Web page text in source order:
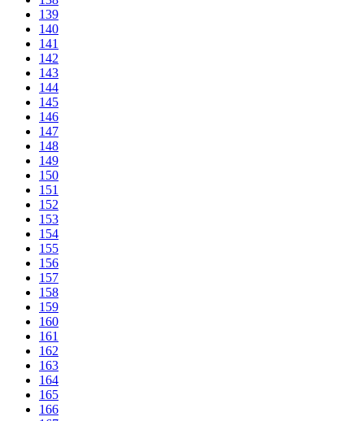
139
140
141
142
143
144
145
146
147
148
149
150
151
152
153
154
155
156
157
158
159
160
161
162
163
164
165
166